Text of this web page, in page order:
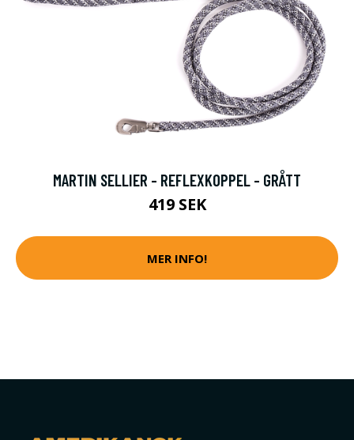
MARTIN SELLIER - REFLEXKOPPEL - GRÅTT
419 SEK
MER INFO!